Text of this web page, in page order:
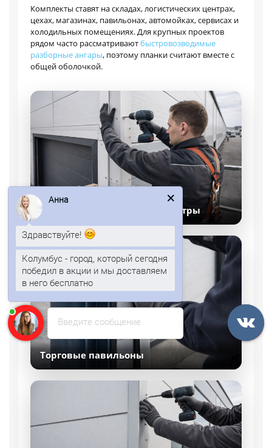
Комплекты ставят на складах, логистических центрах,
цехах, магазинах, павильонах, автомойках, сервисах и
холодильных помещениях. Для крупных проектов
рядом часто рассматриваютбыстровозводимые
разборные ангары, поэтому планки считают вместе с
общей оболочкой.
Склады и логистические центры
Торговые павильоны
Введите сообщение
Анна
Здравствуйте!
Колумбус - город, который сегодня
победил в акции и мы доставляем
в него бесплатно
Аннапечатает...